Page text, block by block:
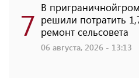
7 В
решили потратить
ремонт сельсовета
06 августа, 2026 - 13:13